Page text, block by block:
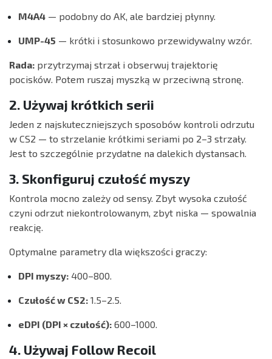
M4A4 — podobny do AK, ale bardziej płynny.
UMP-45 — krótki i stosunkowo przewidywalny wzór.
Rada: przytrzymaj strzał i obserwuj trajektorię
pocisków. Potem ruszaj myszką w przeciwną stronę.
2. Używaj krótkich serii
Jeden z najskuteczniejszych sposobów kontroli odrzutu
w CS2 — to strzelanie krótkimi seriami po 2–3 strzały.
Jest to szczególnie przydatne na dalekich dystansach.
3. Skonfiguruj czułość myszy
Kontrola mocno zależy od sensy. Zbyt wysoka czułość
czyni odrzut niekontrolowanym, zbyt niska — spowalnia
reakcję.
Optymalne parametry dla większości graczy:
DPI myszy: 400–800.
Czułość w CS2: 1.5–2.5.
eDPI (DPI × czułość): 600–1000.
4. Używaj Follow Recoil